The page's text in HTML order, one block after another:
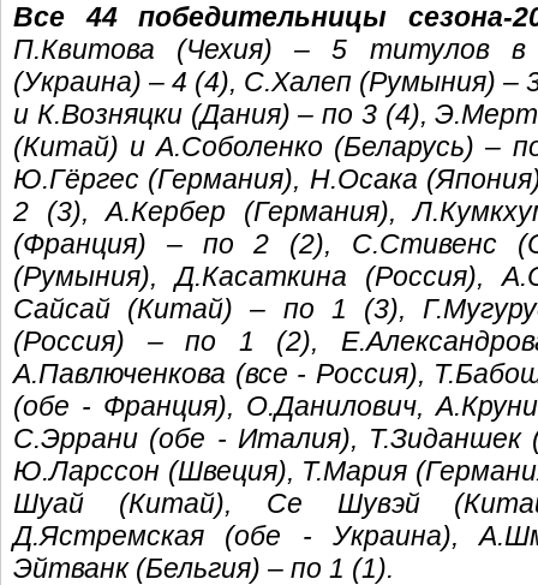
Все 44 победительницы сезона-
П.Квитова (Чехия) – 5 титулов в
(Украина) – 4 (4), С.Халеп (Румыния) –
и К.Возняцки (Дания) – по 3 (4),
(Китай) и А.Соболенко (Беларусь) –
Ю.Гёргес (Германия), Н.Осака
2 (3), А.Кербер (Германия),
(Франция) – по 2 (2), С.Стивенс
(Румыния), Д.Касаткина (Россия),
Сайсай (Китай) – по 1 (3),
(Россия) – по 1 (2),
А.Павлюченкова (все - Россия),
(обе - Франция), О.Данилович,
С.Эррани (обе - Италия), Т.Зиданшек
Ю.Ларссон (Швеция), Т.Мария
Шуай (Китай), Се Шувэй
Д.Ястремская (обе - Украина),
Эйтванк (Бельгия) – по 1 (1).